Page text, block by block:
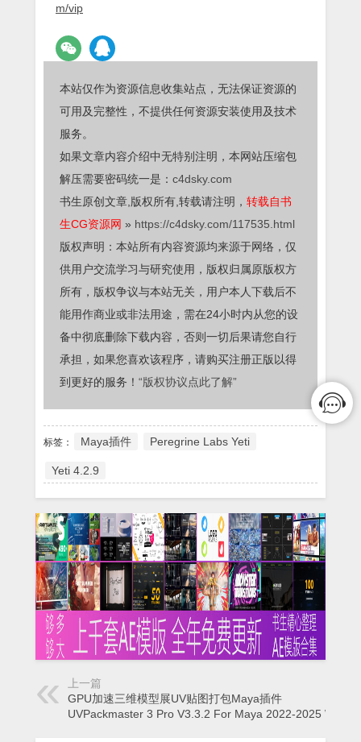
m/vip
本站仅作为资源信息收集站点，无法保证资源的
可用及完整性，不提供任何资源安装使用及技术
服务。
如果文章内容介绍中无特别注明，本网站压缩包
解压需要密码统一是： c4dsky.com
书生原创文章,版权所有,转载请注明， 转载自书
生CG资源网 » https://c4dsky.com/117535.html
版权声明：本站所有内容资源均来源于网络，仅
供用户交流学习与研究使用，版权归属原版权方
所有，版权争议与本站无关，用户本人下载后不
能用作商业或非法用途，需在24小时内从您的设
备中彻底删除下载内容，否则一切后果请您自行
承担，如果您喜欢该程序，请购买注册正版以得
到更好的服务！ “版权协议点此了解”
标签： Maya插件 Peregrine Labs Yeti
Yeti 4.2.9
上一篇
GPU加速三维模型展UV贴图打包Maya插件
UVPackmaster 3 Pro V3.3.2 For Maya 2022-2025 Win